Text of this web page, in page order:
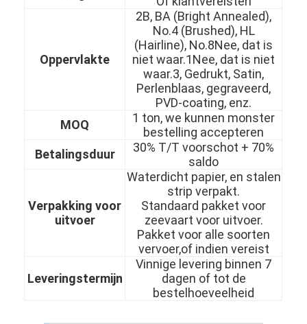
Fabriekstour
Neem contact met ons op
Nieuws
koudgewalst roestvrij staalblad
Koudgewalste Roestvrij staalrol
warmgewalst roestvrij staalblad
Oppervlakte
2B, BA (Bright Annealed),
No.4 (Brushed), HL
(Hairline), No.8Nee, dat is
niet waar.1Nee, dat is niet
waar.3, Gedrukt, Satin,
Perlenblaas, gegraveerd,
PVD-coating, enz.
MOQ
1 ton, we kunnen monster
bestelling accepteren
Betalingsduur
30% T/T voorschot + 70%
saldo
Verpakking voor
uitvoer
Waterdicht papier, en stalen
strip verpakt.
Standaard pakket voor
zeevaart voor uitvoer.
Pakket voor alle soorten
vervoer,of indien vereist
Leveringstermijn
Vinnige levering binnen 7
dagen of tot de
bestelhoeveelheid